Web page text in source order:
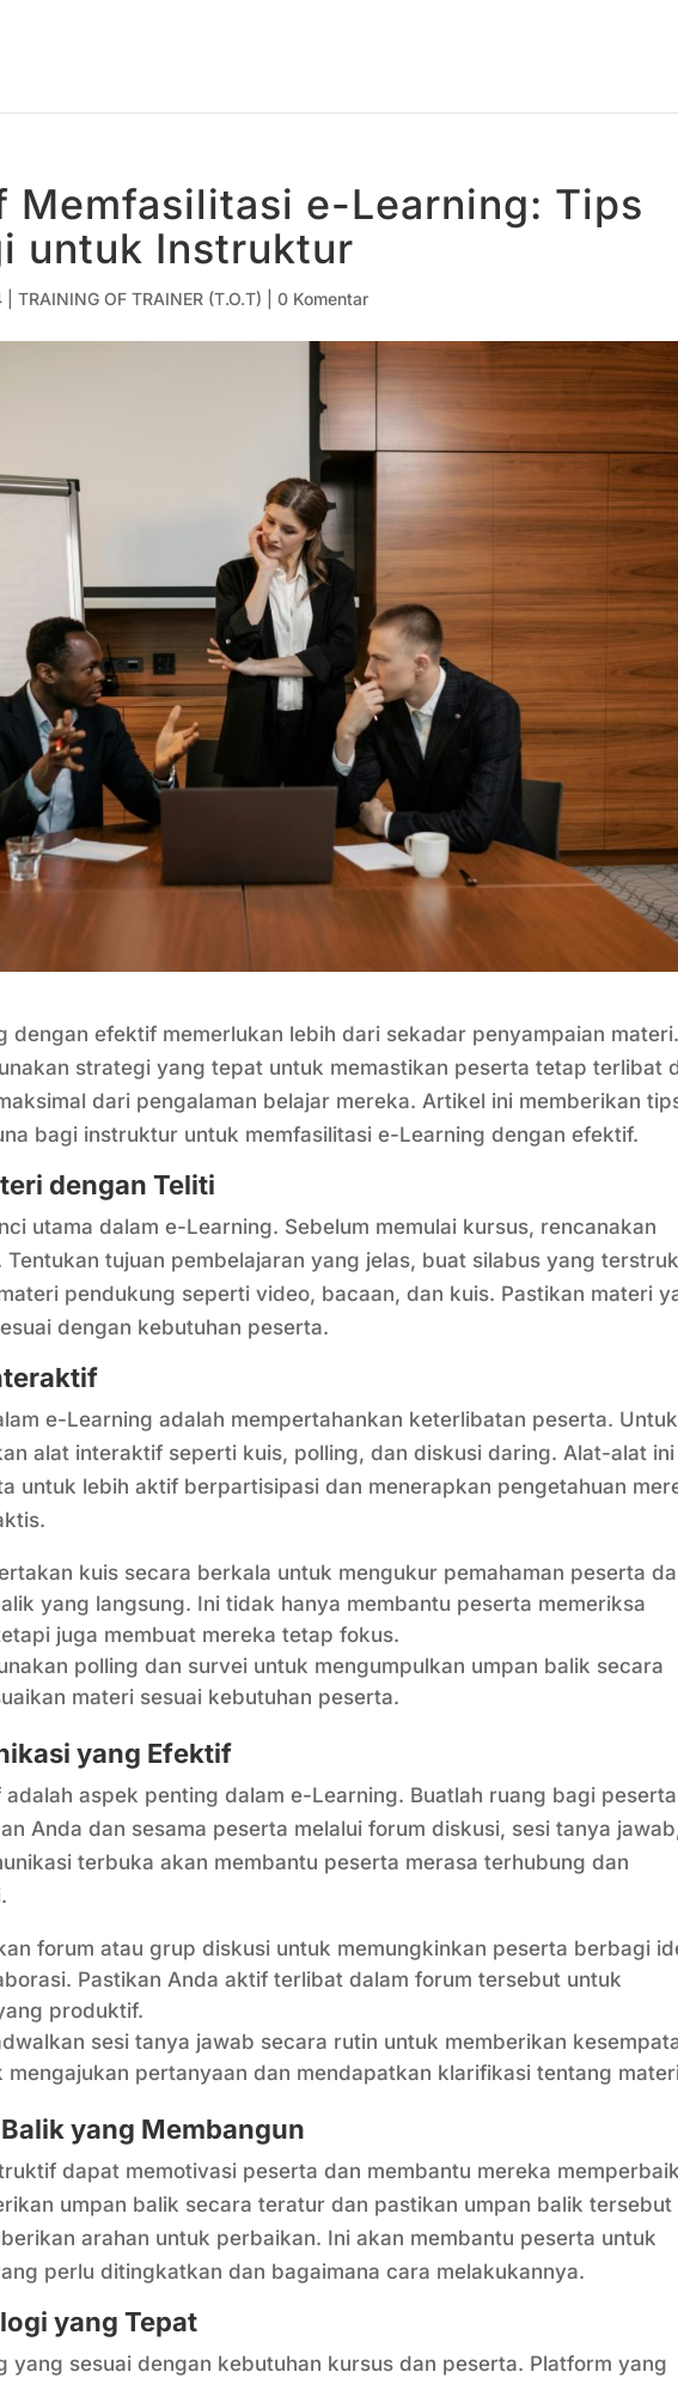
Memfasilitasi e-Learning: Tips
untuk Instruktur
|TRAINING OF TRAINER (T.O.T) |0 Komentar
dengan efektif memerlukan lebih dari sekadar penyampaian
strategi yang tepat untuk memastikan peserta tetap terlibat
dari pengalaman belajar mereka. Artikel ini memberikan
bagi instruktur untuk memfasilitasi e-Learning dengan efektif.
dengan Teliti
utama dalam e-Learning. Sebelum memulai kursus, rencanakan
tujuan pembelajaran yang jelas, buat silabus yang
pendukung seperti video, bacaan, dan kuis. Pastikan materi
dengan kebutuhan peserta.
e-Learning adalah mempertahankan keterlibatan peserta. Untuk
alat interaktif seperti kuis, polling, dan diskusi daring. Alat-alat ini
untuk lebih aktif berpartisipasi dan menerapkan pengetahuan
kuis secara berkala untuk mengukur pemahaman peserta
yang langsung. Ini tidak hanya membantu peserta memeriksa
juga membuat mereka tetap fokus.
polling dan survei untuk mengumpulkan umpan balik secara
materi sesuai kebutuhan peserta.
yang Efektif
aspek penting dalam e-Learning. Buatlah ruang bagi peserta
Anda dan sesama peserta melalui forum diskusi, sesi tanya
terbuka akan membantu peserta merasa terhubung dan
forum atau grup diskusi untuk memungkinkan peserta berbagi
Pastikan Anda aktif terlibat dalam forum tersebut untuk
produktif.
sesi tanya jawab secara rutin untuk memberikan
mengajukan pertanyaan dan mendapatkan klarifikasi tentang
yang Membangun
dapat memotivasi peserta dan membantu mereka
umpan balik secara teratur dan pastikan umpan balik tersebut
arahan untuk perbaikan. Ini akan membantu peserta untuk
perlu ditingkatkan dan bagaimana cara melakukannya.
yang Tepat
yang sesuai dengan kebutuhan kursus dan peserta. Platform yang